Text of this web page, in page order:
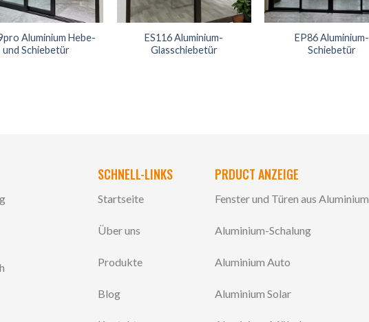
Aluminium Hebe-
und Schiebetür
ES116 Aluminium-
Glasschiebetür
EP86 Aluminium-
Schiebetür
SCHNELL-LINKS
Startseite
Über uns
Produkte
Blog
PRDUCT ANZEIGE
Fenster und Türen aus Aluminium
Aluminium-Schalung
Aluminium Auto
Aluminium Solar